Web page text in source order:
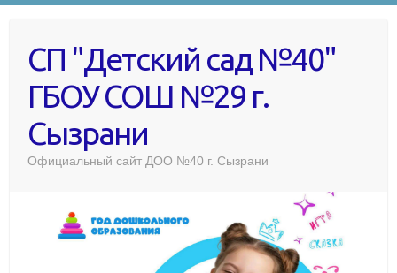
СП "Детский сад №40"
ГБОУ СОШ №29 г.
Сызрани
Официальный сайт ДОО №40 г. Сызрани